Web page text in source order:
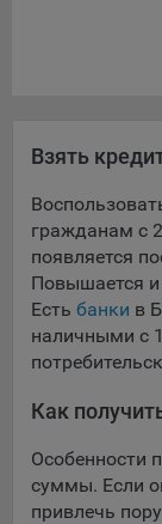
Взять
гражданам с
появляется
Повышается и
Есть банки в
наличными с
Как
Особенности
суммы. Если
привлечь